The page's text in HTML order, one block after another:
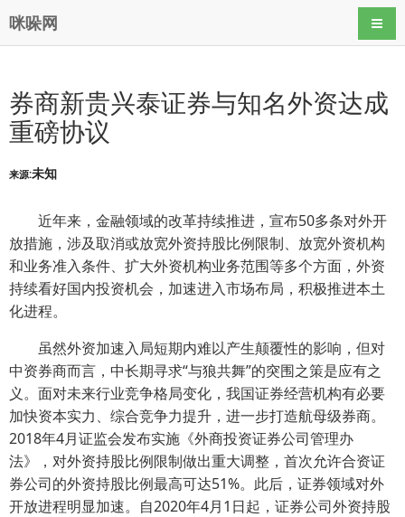
咪哚网 导航
券商新贵兴泰证券与知名外资达成
重磅协议
来源:未知
近年来，金融领域的改革持续推进，宣布50多条对外开
放措施，涉及取消或放宽外资持股比例限制、放宽外资机构
和业务准入条件、扩大外资机构业务范围等多个方面，外资
持续看好国内投资机会，加速进入市场布局，积极推进本土
化进程。
虽然外资加速入局短期内难以产生颠覆性的影响，但对
中资券商而言，中长期寻求“与狼共舞”的突围之策是应有之
义。面对未来行业竞争格局变化，我国证券经营机构有必要
加快资本实力、综合竞争力提升，进一步打造航母级券商。
2018年4月证监会发布实施《外商投资证券公司管理办
法》，对外资持股比例限制做出重大调整，首次允许合资证
券公司的外资持股比例最高可达51%。此后，证券领域对外
开放进程明显加速。自2020年4月1日起，证券公司外资持股